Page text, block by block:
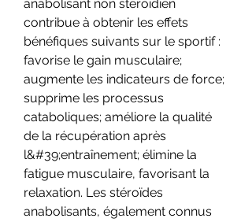
anabolisant non stéroïdien
contribue à obtenir les effets
bénéfiques suivants sur le sportif :
favorise le gain musculaire;
augmente les indicateurs de force;
supprime les processus
cataboliques; améliore la qualité
de la récupération après
l&#39;entraînement; élimine la
fatigue musculaire, favorisant la
relaxation. Les stéroïdes
anabolisants, également connus